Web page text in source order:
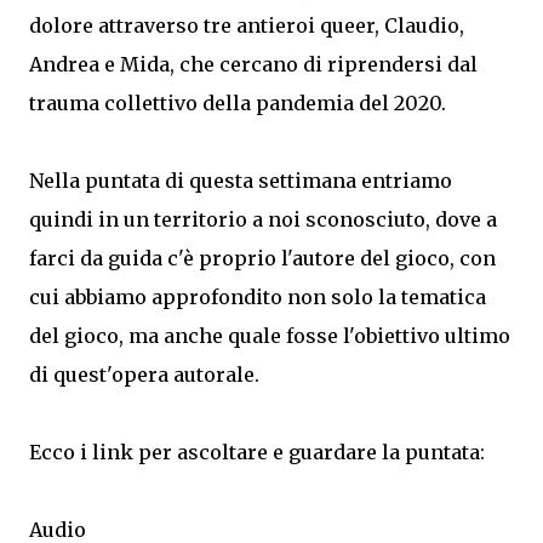
dolore attraverso tre antieroi queer, Claudio,
Andrea e Mida, che cercano di riprendersi dal
trauma collettivo della pandemia del 2020.
Nella puntata di questa settimana entriamo
quindi in un territorio a noi sconosciuto, dove a
farci da guida c'è proprio l'autore del gioco, con
cui abbiamo approfondito non solo la tematica
del gioco, ma anche quale fosse l'obiettivo ultimo
di quest'opera autorale.
Ecco i link per ascoltare e guardare la puntata:
Audio